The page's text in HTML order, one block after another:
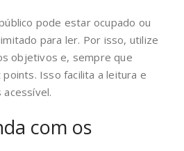
pode estar ocupado ou
para ler. Por isso, utilize
objetivos e, sempre que
Isso facilita a leitura e
com os